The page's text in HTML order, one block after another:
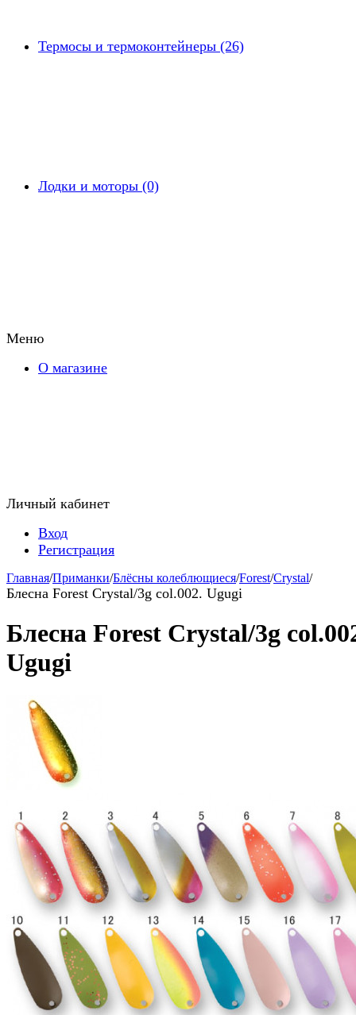
Термосы и термоконтейнеры (26)
Лодки и моторы (0)
Меню
О магазине
Личный кабинет
Вход
Регистрация
Главная/Приманки/Блёсны колеблющиеся/Forest/Crystal/
Блесна Forest Crystal/3g col.002. Ugugi
Блесна Forest Crystal/3g
Ugugi